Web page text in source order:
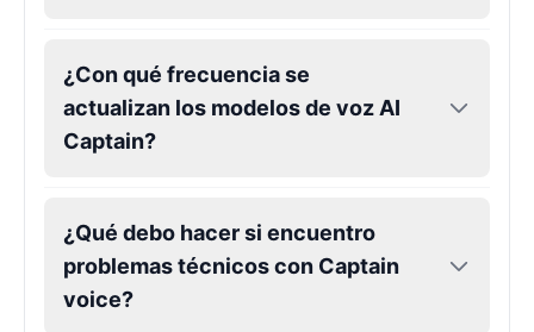
¿Con qué frecuencia se
actualizan los modelos de voz AI
Captain?
¿Qué debo hacer si encuentro
problemas técnicos con Captain
voice?